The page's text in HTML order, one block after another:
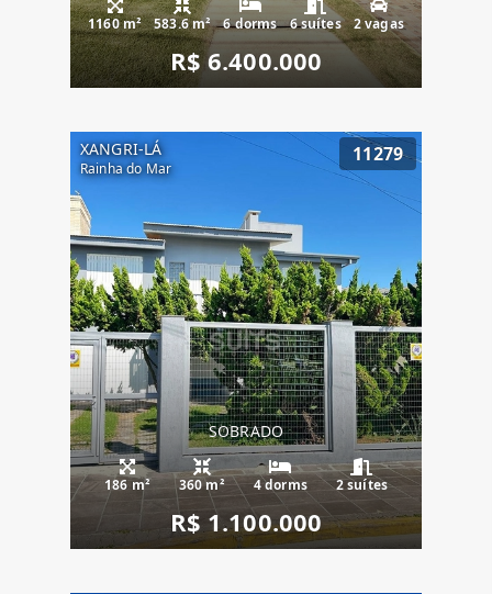
1160 m² 583.6 m² 6 dorms 6 suítes 2 vagas
R$ 6.400.000
XANGRI-LÁ
Rainha do Mar
11279
SOBRADO
186 m² 360 m² 4 dorms 2 suítes
R$ 1.100.000